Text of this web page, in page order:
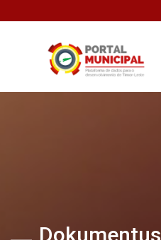
Dokumentus